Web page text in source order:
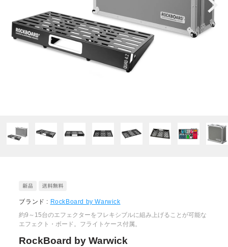
ブランド : RockBoard by Warwick
約9～15台のエフェクターをフレキシブルに組み上げることが可能な
エフェクト・ボード。フライトケース付属。
RockBoard by Warwick